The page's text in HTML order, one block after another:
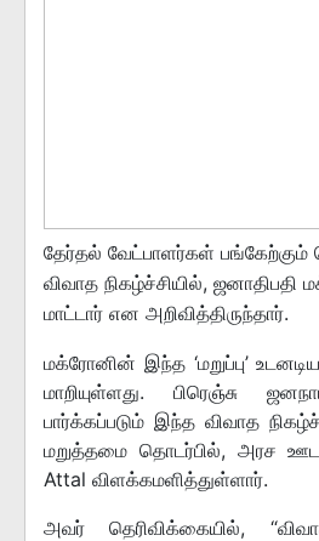
தேர்தல் வேட்பாளர்கள்
விவாத நிகழ்ச்சியில்,
மாட்டார் என அறிவித்திருந்தார்.
மக்ரோனின் இந்த ‘மறுப்பு’
மாறியுள்ளது. பிரெஞ்சு
பார்க்கப்படும் இந்த விவாத
மறுத்தமை தொடர்பில், அரச
Attal விளக்கமளித்துள்ளார்.
அவர் தெரிவிக்கையில்,